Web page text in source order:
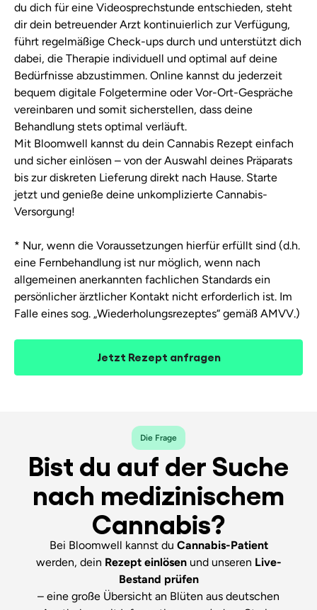
du dich für eine Videosprechstunde entschieden, steht
dir dein betreuender Arzt kontinuierlich zur Verfügung,
führt regelmäßige Check-ups durch und unterstützt dich
dabei, die Therapie individuell und optimal auf deine
Bedürfnisse abzustimmen. Online kannst du jederzeit
bequem digitale Folgetermine oder Vor-Ort-Gespräche
vereinbaren und somit sicherstellen, dass deine
Behandlung stets optimal verläuft.
Mit Bloomwell kannst du dein Cannabis Rezept einfach
und sicher einlösen – von der Auswahl deines Präparats
bis zur diskreten Lieferung direkt nach Hause. Starte
jetzt und genieße deine unkomplizierte Cannabis-
Versorgung!
* Nur, wenn die Voraussetzungen hierfür erfüllt sind (d.h.
eine Fernbehandlung ist nur möglich, wenn nach
allgemeinen anerkannten fachlichen Standards ein
persönlicher ärztlicher Kontakt nicht erforderlich ist. Im
Falle eines sog. „Wiederholungsrezeptes“ gemäß AMVV.)
Jetzt Rezept anfragen
Die Frage
Bist du auf der Suche
nach medizinischem
Cannabis?
Bei Bloomwell kannst du Cannabis-Patient
werden, dein Rezept einlösen und unseren Live-
Bestand prüfen
– eine große Übersicht an Blüten aus deutschen